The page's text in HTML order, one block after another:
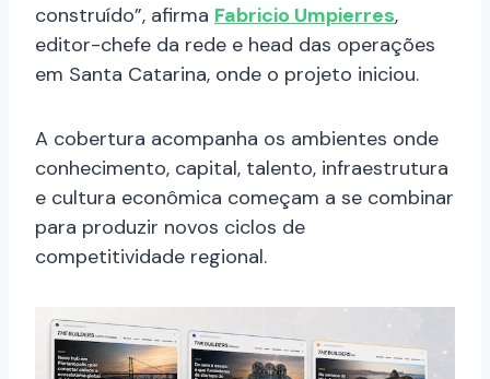
construído”, afirma Fabricio Umpierres,
editor-chefe da rede e head das operações
em Santa Catarina, onde o projeto iniciou.
A cobertura acompanha os ambientes onde
conhecimento, capital, talento, infraestrutura
e cultura econômica começam a se combinar
para produzir novos ciclos de
competitividade regional.